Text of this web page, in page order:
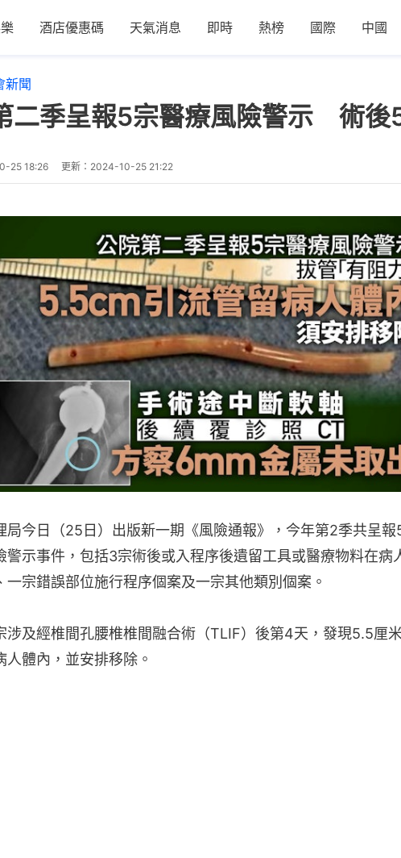
酒店優惠碼 天氣消息 即時 熱榜 國際 中國
新聞
二季呈報5宗醫療風險警示 術後
25 18:26 更新： 2024-10-25 21:22
局今日（25日）出版新一期《風險通報》，今年第2季共呈報
警示事件，包括3宗術後或入程序後遺留工具或醫療物料在病
一宗錯誤部位施行程序個案及一宗其他類別個案。
涉及經椎間孔腰椎椎間融合術（TLIF）後第4天，發現5.5厘
人體內，並安排移除。